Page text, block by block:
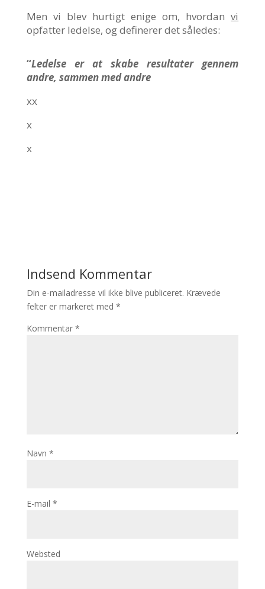
Men vi blev hurtigt enige om, hvordanvi
opfatter ledelse, og definerer det således:
“Ledelse er at skabe resultater gennem
andre, sammen med andre
xx
x
x
Indsend Kommentar
Din e-mailadresse vil ikke blive publiceret. Krævede
felter er markeret med *
Kommentar *
Navn *
E-mail *
Websted